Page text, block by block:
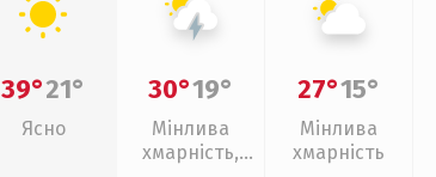
39°21°
Ясно
30°19°
Мінлива
хмарність,
27°15°
Мінлива
хмарність